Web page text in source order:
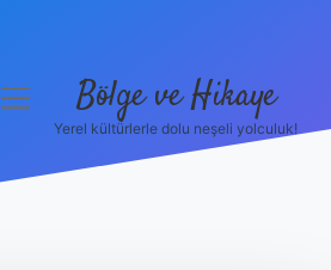
menüyü
Bölge ve Hikaye
Yerel kültürlerle dolu neşeli yolculuk!